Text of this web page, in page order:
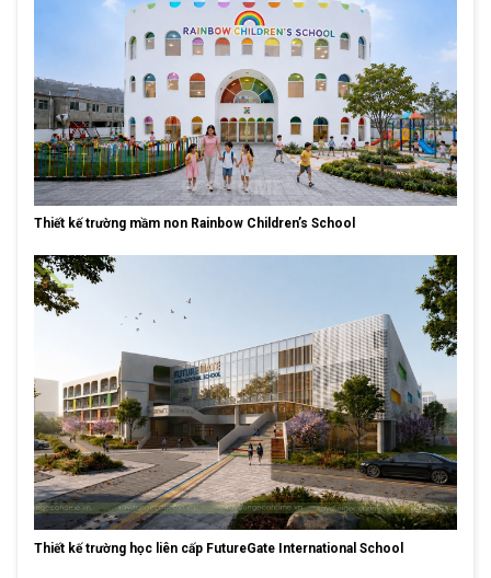
Thiết kế trường mầm non Rainbow Children’s School
Thiết kế trường học liên cấp FutureGate International School